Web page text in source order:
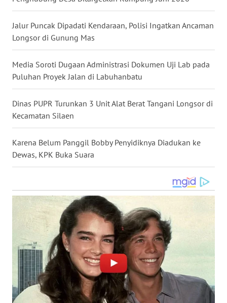
Jalur Puncak Dipadati Kendaraan, Polisi Ingatkan Ancaman
Longsor di Gunung Mas
Media Soroti Dugaan Administrasi Dokumen Uji Lab pada
Puluhan Proyek Jalan di Labuhanbatu
Dinas PUPR Turunkan 3 Unit Alat Berat Tangani Longsor di
Kecamatan Silaen
Karena Belum Panggil Bobby Penyidiknya Diadukan ke
Dewas, KPK Buka Suara
WN
KALTARA
WN
WN
WN
SULUT
MALUKU
WN
MALUT